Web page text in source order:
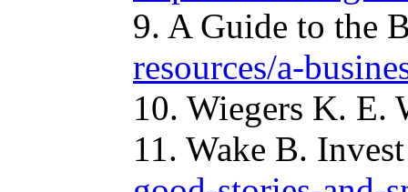
9. A Guide to the
resources/a-
10. Wiegers K. E.
11. Wake B.